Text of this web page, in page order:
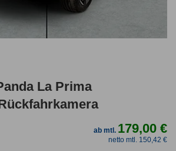
La Prima
ab mtl. 179,00 €
netto mtl. 150,42 €